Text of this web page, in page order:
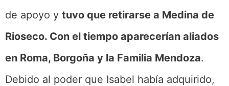
de apoyo y tuvo que retirarse a Medina de
Rioseco. Con el tiempo aparecerían aliados
en Roma, Borgoña y la Familia Mendoza.
Debido al poder que Isabel había adquirido,